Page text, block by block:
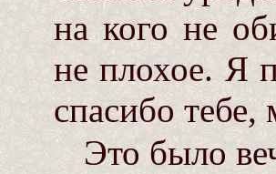
на кого не
не плохое. Я
спасибо
Это было